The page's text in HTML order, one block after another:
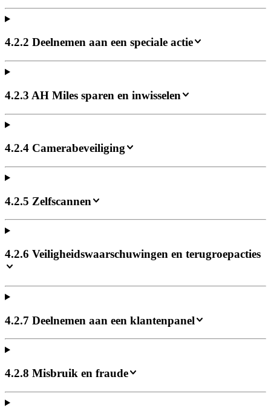
4.2.2 Deelnemen aan een speciale actie
4.2.3 AH Miles sparen en inwisselen
4.2.4 Camerabeveiliging
4.2.5 Zelfscannen
4.2.6 Veiligheidswaarschuwingen en terugroepacties
4.2.7 Deelnemen aan een klantenpanel
4.2.8 Misbruik en fraude